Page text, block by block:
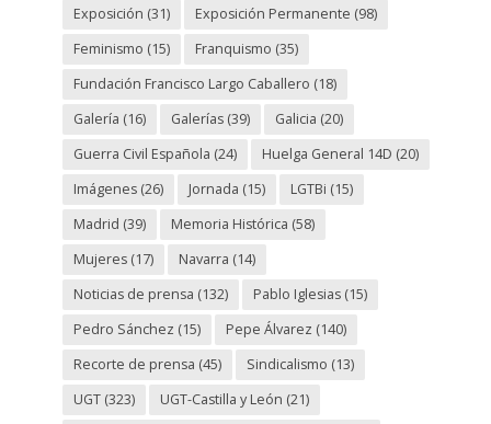
Exposición (31) Exposición Permanente (98)
Feminismo (15) Franquismo (35)
Fundación Francisco Largo Caballero (18)
Galería (16) Galerías(39) Galicia (20)
Guerra Civil Española (24) Huelga General 14D (20)
Imágenes(26) Jornada (15) LGTBi (15)
Madrid (39) Memoria Histórica (58)
Mujeres(17) Navarra (14)
Noticias de prensa (132) Pablo Iglesias(15)
Pedro Sánchez (15) Pepe Álvarez (140)
Recorte de prensa (45) Sindicalismo (13)
UGT(323) UGT-Castilla y León (21)